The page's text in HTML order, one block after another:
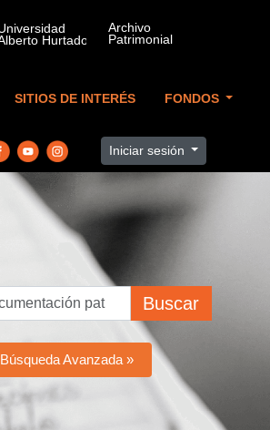
SITIOS DE INTERÉS FONDOS
Iniciar sesión
Buscar
Búsqueda Avanzada »